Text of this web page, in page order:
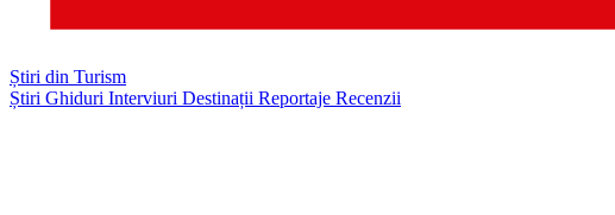
Știri din Turism
Știri Ghiduri Interviuri Destinații Reportaje Recenzii